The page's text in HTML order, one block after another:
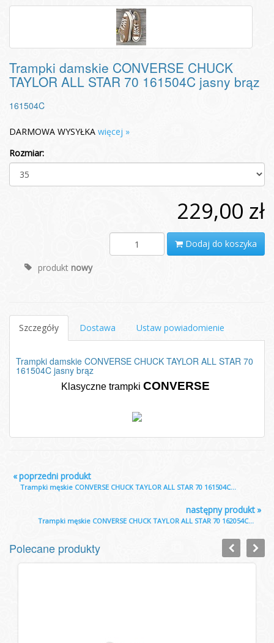
Trampki damskie CONVERSE CHUCK
TAYLOR ALL STAR 70 161504C jasny brąz
161504C
DARMOWA WYSYŁKA więcej »
Rozmiar:
229,00 zł
Dodaj do koszyka
produkt nowy
Szczegóły Dostawa Ustaw powiadomienie
Trampki damskie CONVERSE CHUCK TAYLOR ALL STAR 70
161504C jasny brąz
Klasyczne trampki CONVERSE
«poprzedni produkt
Trampki męskie CONVERSE CHUCK TAYLOR ALL STAR 70 161504C...
»
następny produkt
Trampki męskie CONVERSE CHUCK TAYLOR ALL STAR 70 162054C...
Polecane produkty